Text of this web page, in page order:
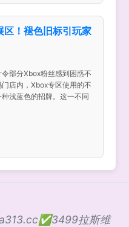
！褪色旧标引玩家
部分Xbox粉丝感到困惑不
店内，Xbox专区使用的不
浅蓝色的招牌。这一不同
拉斯维